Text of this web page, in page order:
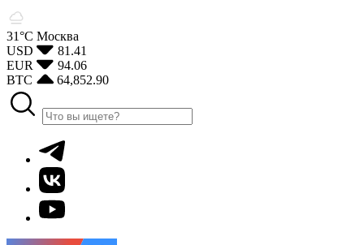
31°С Москва
USD
81.41
EUR
94.06
BTC
64,852.90